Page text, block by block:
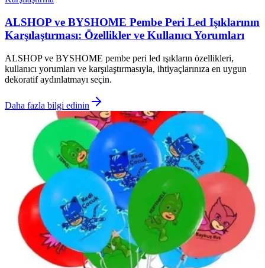
ALSHOP ve BYSHOME Pembe Peri Led Işıklarının
Karşılaştırması: Özellikler ve Kullanıcı Yorumları
ALSHOP ve BYSHOME pembe peri led ışıkların özellikleri,
kullanıcı yorumları ve karşılaştırmasıyla, ihtiyaçlarınıza en uygun
dekoratif aydınlatmayı seçin.
Daha fazla bilgi edinin